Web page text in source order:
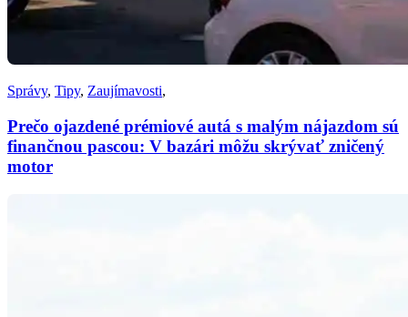
Správy, Tipy, Zaujímavosti,
Prečo ojazdené prémiové autá s malým nájazdom sú
finančnou pascou: V bazári môžu skrývať zničený
motor